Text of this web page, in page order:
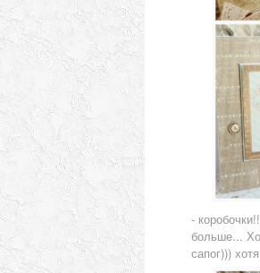
-
больше...
сапог)))